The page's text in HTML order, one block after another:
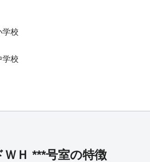
学校
学校
ＷＨ ***号室の特徴